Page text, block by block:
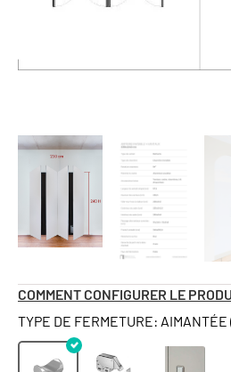
COMMENT CONFIGURER LE
TYPE DE FERMETURE: AIMANTÉE